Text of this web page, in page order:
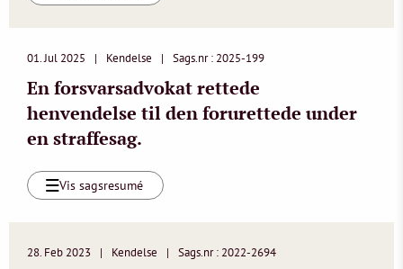
01. Jul 2025 Kendelse Sags.nr : 2025-199
En forsvarsadvokat rettede
henvendelse til den forurettede under
en straffesag.
Vis sagsresumé
28. Feb 2023 Kendelse Sags.nr : 2022-2694